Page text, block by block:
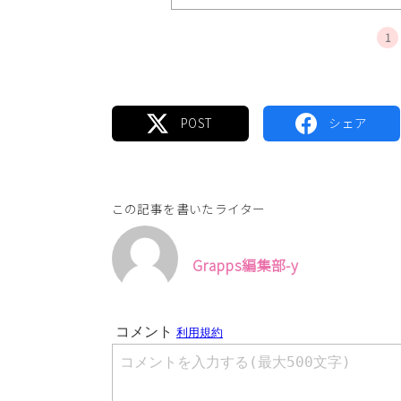
1
この記事を書いたライター
Grapps編集部-y